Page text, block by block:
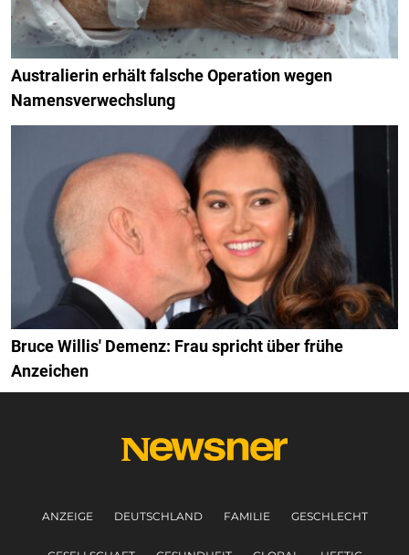
Australierin erhält falsche Operation wegen
Namensverwechslung
Bruce Willis' Demenz: Frau spricht über frühe
Anzeichen
ANZEIGE DEUTSCHLAND FAMILIE GESCHLECHT